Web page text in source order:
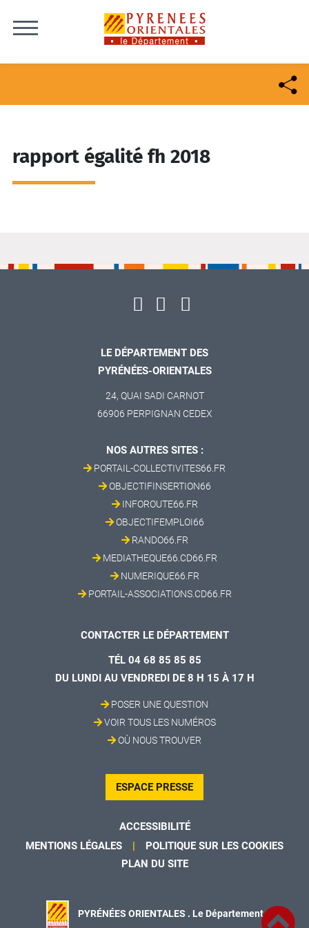
rapport égalité fh 2018
LE DÉPARTEMENT DES
PYRÉNÉES-ORIENTALES
24, QUAI SADI CARNOT
66906 PERPIGNAN CEDEX
NOS AUTRES SITES :
PORTAIL-COLLECTIVITES66.FR
OBJECTIFINSERTION66
INFOROUTE66.FR
OBJECTIFEMPLOI66
RANDO66.FR
MEDIATHEQUE66.CD66.FR
NUMERIQUE66.FR
PORTAIL-ASSOCIATIONS.CD66.FR
CONTACTER LE DÉPARTEMENT
TÉL 04 68 85 85 85
DU LUNDI AU VENDREDI DE 8 H 15 À 17 H
POSER UNE QUESTION
VOIR TOUS LES NUMÉROS
OÙ NOUS TROUVER
ESPACE PRESSE
ACCESSIBILITÉ
MENTIONS LÉGALES
POLITIQUE SUR LES COOKIES
PLAN DU SITE
PYRÉNÉES ORIENTALES . Le Département